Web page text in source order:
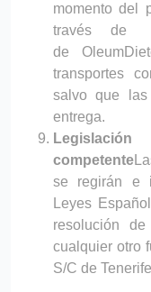
momento del
través de
de
transportes
salvo que las
entrega.
competente
se regirán e
Leyes
resolución
cualquier otro
S/C de